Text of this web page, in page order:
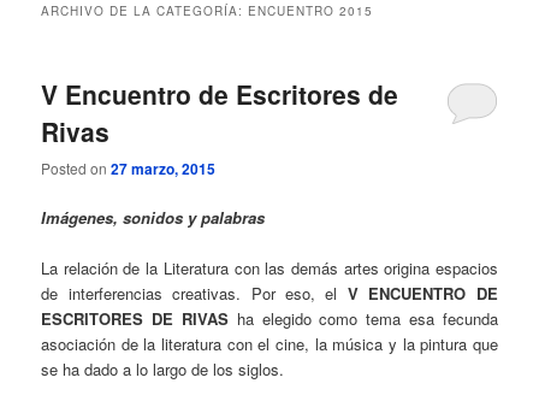
ARCHIVO DE LA CATEGORÍA: ENCUENTRO 2015
V Encuentro de Escritores de
Rivas
Posted on27 marzo, 2015
Imágenes, sonidos y palabras
La relación de la Literatura con las demás artes origina espacios
de interferencias creativas. Por eso, el V ENCUENTRO DE
ESCRITORES DE RIVASha elegido como tema esa fecunda
asociación de la literatura con el cine, la música y la pintura que
se ha dado a lo largo de los siglos.